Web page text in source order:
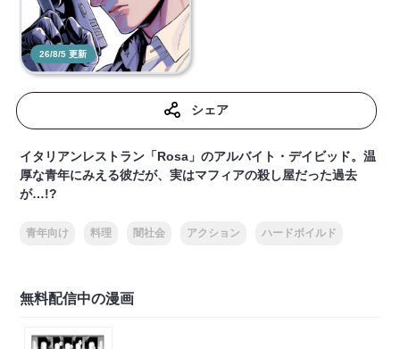
26/8/5 更新
シェア
イタリアンレストラン「Rosa」のアルバイト・デイビッド。温
厚な青年にみえる彼だが、実はマフィアの殺し屋だった過去
が…!?
青年向け 料理 闇社会 アクション ハードボイルド
無料配信中の漫画